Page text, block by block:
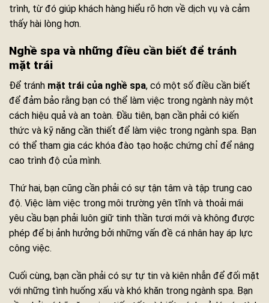
trình, từ đó giúp khách hàng hiểu rõ hơn về dịch vụ và cảm
thấy hài lòng hơn.
Nghề spa và những điều cần biết để tránh
mặt trái
Để tránh mặt trái của nghề spa, có một số điều cần biết
để đảm bảo rằng bạn có thể làm việc trong ngành này một
cách hiệu quả và an toàn. Đầu tiên, bạn cần phải có kiến
thức và kỹ năng cần thiết để làm việc trong ngành spa. Bạn
có thể tham gia các khóa đào tạo hoặc chứng chỉ để nâng
cao trình độ của mình.
Thứ hai, bạn cũng cần phải có sự tận tâm và tập trung cao
độ. Việc làm việc trong môi trường yên tĩnh và thoải mái
yêu cầu bạn phải luôn giữ tinh thần tươi mới và không được
phép để bị ảnh hưởng bởi những vấn đề cá nhân hay áp lực
công việc.
Cuối cùng, bạn cần phải có sự tự tin và kiên nhẫn để đối mặt
với những tình huống xấu và khó khăn trong ngành spa. Bạn